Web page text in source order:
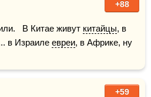
+88
В Китае живут китайцы, в
в Израиле евреи, в Африке, ну
+59